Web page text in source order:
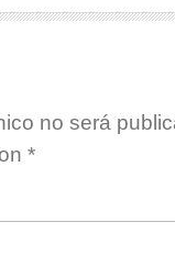
no será
*